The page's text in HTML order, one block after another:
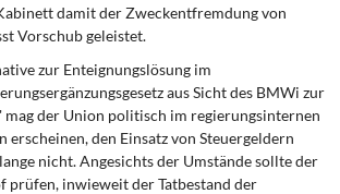
damit der Zweckentfremdung von
Vorschub geleistet.
zur Enteignungslösung im
aus Sicht des BMWi zur
mag der Union politisch im regierungsinternen
den Einsatz von Steuergeldern
nicht. Angesichts der Umstände sollte der
prüfen, inwieweit der Tatbestand der